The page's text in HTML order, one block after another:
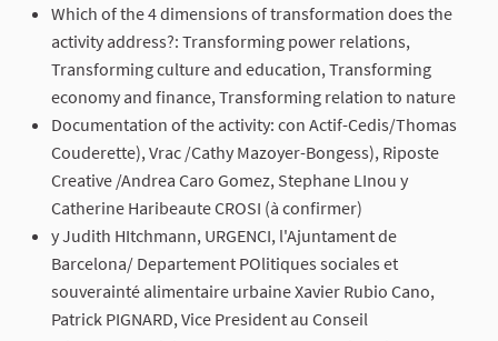
Which of the 4 dimensions of transformation does the
activity address?: Transforming power relations,
Transforming culture and education, Transforming
economy and finance, Transforming relation to nature
Documentation of the activity: con Actif-Cedis/Thomas
Couderette), Vrac /Cathy Mazoyer-Bongess), Riposte
Creative /Andrea Caro Gomez, Stephane LInou y
Catherine Haribeaute CROSI (à confirmer)
y Judith HItchmann, URGENCI, l'Ajuntament de
Barcelona/ Departement POlitiques sociales et
souverainté alimentaire urbaine Xavier Rubio Cano,
Patrick PIGNARD, Vice President au Conseil